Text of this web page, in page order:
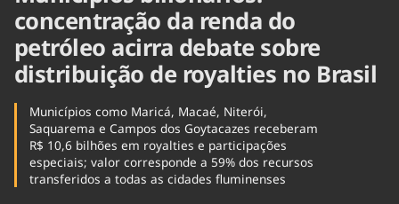
concentração da renda do
petróleo acirra debate sobre
distribuição de royalties no Brasil
Municípios como Maricá, Macaé, Niterói,
Saquarema e Campos dos Goytacazes receberam
R$ 10,6 bilhões em royalties e participações
especiais; valor corresponde a 59% dos recursos
transferidos a todas as cidades fluminenses